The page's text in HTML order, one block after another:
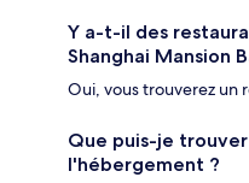
Y a-t-il des
Shanghai Mansion
Oui, vous trouverez un
Que puis-je
l'hébergement ?